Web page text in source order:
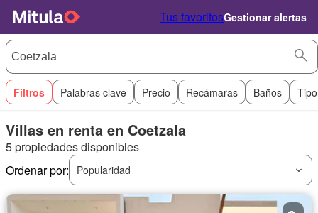
Tus favoritosGestionar alertas
Filtros Palabras clave Precio Recámaras Baños
Villas en renta en Coetzala
5 propiedades disponibles
Ordenar por:
Popularidad